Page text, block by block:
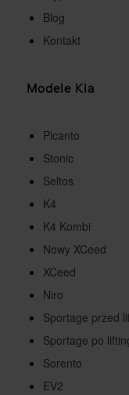
Blog
Kontakt
Modele Kia
Picanto
Stonic
Seltos
K4
K4 Kombi
Nowy XCeed
XCeed
Niro
Sportage przed
Sportage po
Sorento
EV2